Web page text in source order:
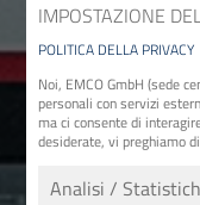
IMPOSTAZIONE
POLITICA DELLA PRIVACY
Noi, EMCO GmbH (sede
personali con servizi
ma ci consente di
desiderate, vi preghiamo
Analisi /